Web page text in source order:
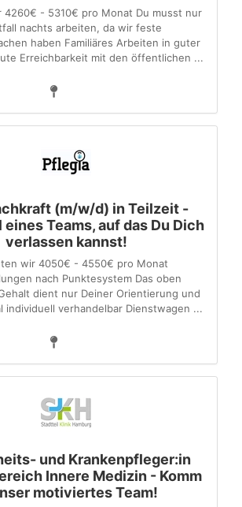
4260€ - 5310€ pro Monat Du musst nur
nachts arbeiten, da wir feste
haben Familiäres Arbeiten in guter
Erreichbarkeit mit den öffentlichen ...
(m/w/d) in Teilzeit -
eines Teams, auf das Du Dich
verlassen kannst!
wir 4050€ - 4550€ pro Monat
nach Punktesystem Das oben
dient nur Deiner Orientierung und
individuell verhandelbar Dienstwagen ...
und Krankenpfleger:in
Innere Medizin - Komm
motiviertes Team!